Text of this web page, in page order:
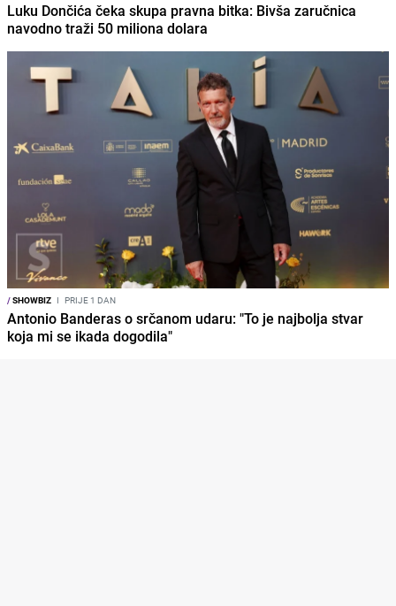
Luku Dončića čeka skupa pravna bitka: Bivša zaručnica
navodno traži 50 miliona dolara
/SHOWBIZ I PRIJE 1 DAN
Antonio Banderas o srčanom udaru: "To je najbolja stvar
koja mi se ikada dogodila"